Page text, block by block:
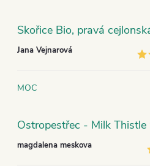
Jana Vejnarová
MOC
magdalena meskova